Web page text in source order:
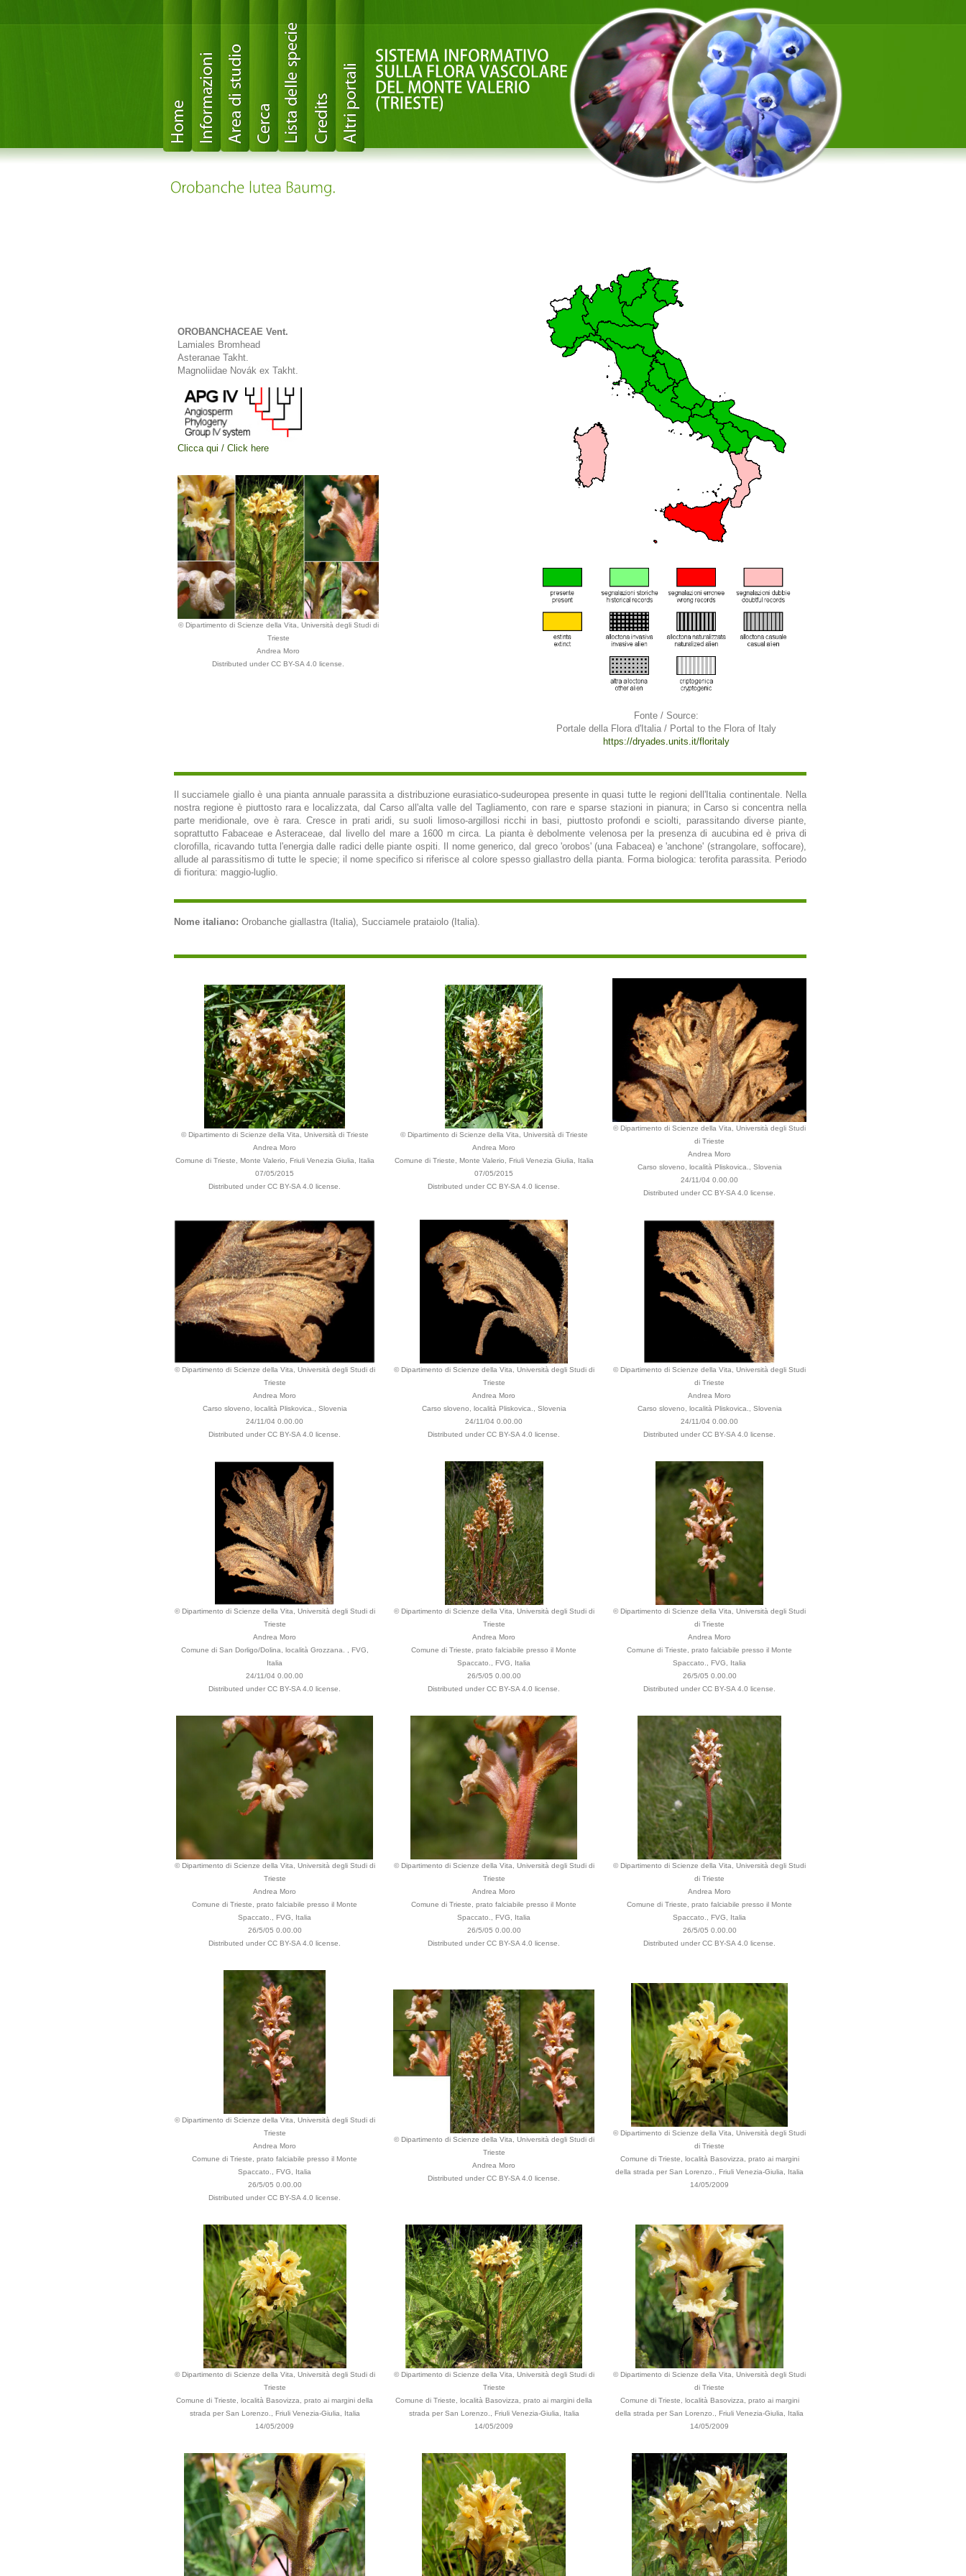
OROBANCHACEAE Vent.
Lamiales Bromhead
Asteranae Takht.
Magnoliidae Novák ex Takht.
Clicca qui / Click here
© Dipartimento di Scienze della Vita, Università degli Studi di
Trieste
Andrea Moro
Distributed under CC BY-SA 4.0 license.
Fonte / Source:
Portale della Flora d'Italia / Portal to the Flora of Italy
https://dryades.units.it/floritaly
Il succiamele giallo è una pianta annuale parassita a distribuzione eurasiatico-sudeuropea presente in quasi tutte le regioni dell'Italia continentale. Nella
nostra regione è piuttosto rara e localizzata, dal Carso all'alta valle del Tagliamento, con rare e sparse stazioni in pianura; in Carso si concentra nella
parte meridionale, ove è rara. Cresce in prati aridi, su suoli limoso-argillosi ricchi in basi, piuttosto profondi e sciolti, parassitando diverse piante,
soprattutto Fabaceae e Asteraceae, dal livello del mare a 1600 m circa. La pianta è debolmente velenosa per la presenza di aucubina ed è priva di
clorofilla, ricavando tutta l'energia dalle radici delle piante ospiti. Il nome generico, dal greco 'orobos' (una Fabacea) e 'anchone' (strangolare, soffocare),
allude al parassitismo di tutte le specie; il nome specifico si riferisce al colore spesso giallastro della pianta. Forma biologica: terofita parassita. Periodo
di fioritura: maggio-luglio.
Nome italiano: Orobanche giallastra (Italia), Succiamele prataiolo (Italia).
© Dipartimento di Scienze della Vita, Università di Trieste
Andrea Moro
Comune di Trieste, Monte Valerio, Friuli Venezia Giulia, Italia
07/05/2015
Distributed under CC BY-SA 4.0 license.
© Dipartimento di Scienze della Vita, Università di Trieste
Andrea Moro
Comune di Trieste, Monte Valerio, Friuli Venezia Giulia, Italia
07/05/2015
Distributed under CC BY-SA 4.0 license.
© Dipartimento di Scienze della Vita, Università degli Studi
di Trieste
Andrea Moro
Carso sloveno, località Pliskovica., Slovenia
24/11/04 0.00.00
Distributed under CC BY-SA 4.0 license.
© Dipartimento di Scienze della Vita, Università degli Studi di
Trieste
Andrea Moro
Carso sloveno, località Pliskovica., Slovenia
24/11/04 0.00.00
Distributed under CC BY-SA 4.0 license.
© Dipartimento di Scienze della Vita, Università degli Studi di
Trieste
Andrea Moro
Carso sloveno, località Pliskovica., Slovenia
24/11/04 0.00.00
Distributed under CC BY-SA 4.0 license.
© Dipartimento di Scienze della Vita, Università degli Studi
di Trieste
Andrea Moro
Carso sloveno, località Pliskovica., Slovenia
24/11/04 0.00.00
Distributed under CC BY-SA 4.0 license.
© Dipartimento di Scienze della Vita, Università degli Studi di
Trieste
Andrea Moro
Comune di San Dorligo/Dolina, località Grozzana. , FVG,
Italia
24/11/04 0.00.00
Distributed under CC BY-SA 4.0 license.
© Dipartimento di Scienze della Vita, Università degli Studi di
Trieste
Andrea Moro
Comune di Trieste, prato falciabile presso il Monte
Spaccato., FVG, Italia
26/5/05 0.00.00
Distributed under CC BY-SA 4.0 license.
© Dipartimento di Scienze della Vita, Università degli Studi
di Trieste
Andrea Moro
Comune di Trieste, prato falciabile presso il Monte
Spaccato., FVG, Italia
26/5/05 0.00.00
Distributed under CC BY-SA 4.0 license.
© Dipartimento di Scienze della Vita, Università degli Studi di
Trieste
Andrea Moro
Comune di Trieste, prato falciabile presso il Monte
Spaccato., FVG, Italia
26/5/05 0.00.00
Distributed under CC BY-SA 4.0 license.
© Dipartimento di Scienze della Vita, Università degli Studi di
Trieste
Andrea Moro
Comune di Trieste, prato falciabile presso il Monte
Spaccato., FVG, Italia
26/5/05 0.00.00
Distributed under CC BY-SA 4.0 license.
© Dipartimento di Scienze della Vita, Università degli Studi
di Trieste
Andrea Moro
Comune di Trieste, prato falciabile presso il Monte
Spaccato., FVG, Italia
26/5/05 0.00.00
Distributed under CC BY-SA 4.0 license.
© Dipartimento di Scienze della Vita, Università degli Studi di
Trieste
Andrea Moro
Comune di Trieste, prato falciabile presso il Monte
Spaccato., FVG, Italia
26/5/05 0.00.00
Distributed under CC BY-SA 4.0 license.
© Dipartimento di Scienze della Vita, Università degli Studi di
Trieste
Andrea Moro
Distributed under CC BY-SA 4.0 license.
© Dipartimento di Scienze della Vita, Università degli Studi
di Trieste
Comune di Trieste, località Basovizza, prato ai margini
della strada per San Lorenzo., Friuli Venezia-Giulia, Italia
14/05/2009
© Dipartimento di Scienze della Vita, Università degli Studi di
Trieste
Comune di Trieste, località Basovizza, prato ai margini della
strada per San Lorenzo., Friuli Venezia-Giulia, Italia
14/05/2009
© Dipartimento di Scienze della Vita, Università degli Studi di
Trieste
Comune di Trieste, località Basovizza, prato ai margini della
strada per San Lorenzo., Friuli Venezia-Giulia, Italia
14/05/2009
© Dipartimento di Scienze della Vita, Università degli Studi
di Trieste
Comune di Trieste, località Basovizza, prato ai margini
della strada per San Lorenzo., Friuli Venezia-Giulia, Italia
14/05/2009